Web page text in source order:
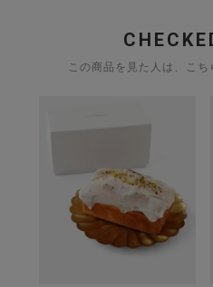
この商品を見た人は、こ